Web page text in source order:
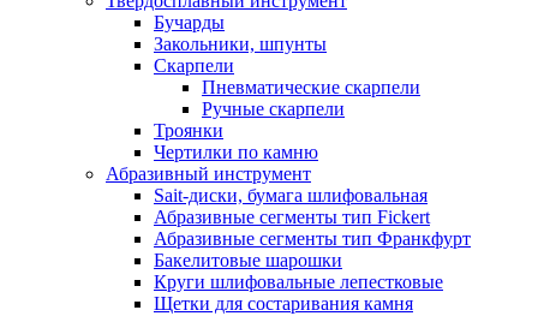
Бучарды
Закольники, шпунты
Скарпели
Пневматические скарпели
Ручные скарпели
Троянки
Чертилки по камню
Абразивный инструмент
Sait-диски, бумага шлифовальная
Абразивные сегменты тип Fickert
Абразивные сегменты тип Франкфурт
Бакелитовые шарошки
Круги шлифовальные лепестковые
Щетки для состаривания камня